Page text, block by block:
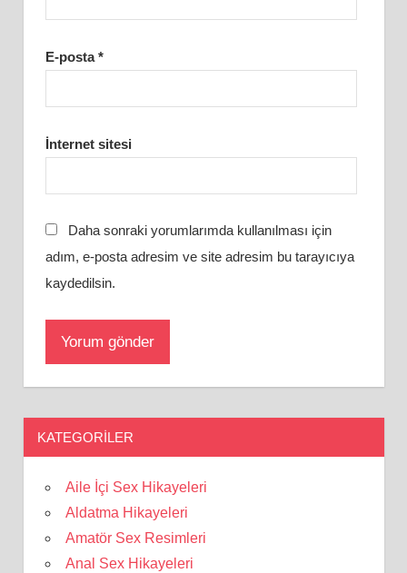
E-posta*
İnternet sitesi
Daha sonraki yorumlarımda kullanılması için
adım, e-posta adresim ve site adresim bu tarayıcıya
kaydedilsin.
KATEGORILER
Aile İçi Sex Hikayeleri
Aldatma Hikayeleri
Amatör Sex Resimleri
Anal Sex Hikayeleri